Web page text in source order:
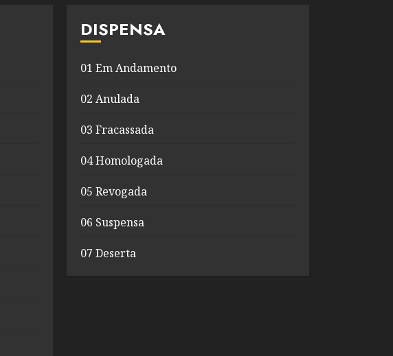
DISPENSA
01 Em Andamento
02 Anulada
03 Fracassada
04 Homologada
05 Revogada
06 Suspensa
07 Deserta